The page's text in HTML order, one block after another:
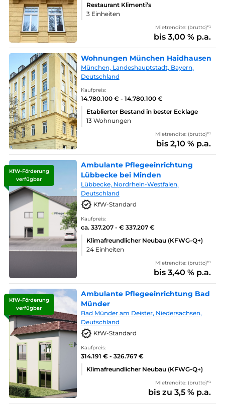
Restaurant Klimenti’s
3 Einheiten
Mietrendite: (brutto)*¹
bis 3,00 % p.a.
Wohnungen München Haidhausen
München, Landeshauptstadt, Bayern,
Deutschland
Kaufpreis:
14.780.100 € - 14.780.100 €
Etablierter Bestand in bester Ecklage
13 Wohnungen
Mietrendite: (brutto)*¹
bis 2,10 % p.a.
KfW-Förderung
verfügbar
Ambulante Pflegeeinrichtung
Lübbecke bei Minden
Lübbecke, Nordrhein-Westfalen,
Deutschland
KfW-Standard
Kaufpreis:
ca. 337.207 - € 337.207 €
Klimafreundlicher Neubau (KFWG-Q+)
24 Einheiten
Mietrendite: (brutto)*¹
bis 3,40 % p.a.
KfW-Förderung
verfügbar
Ambulante Pflegeeinrichtung Bad
Münder
Bad Münder am Deister, Niedersachsen,
Deutschland
KfW-Standard
Kaufpreis:
314.191 € - 326.767 €
Klimafreundlicher Neubau (KFWG-Q+)
Mietrendite: (brutto)*¹
bis zu 3,5 % p.a.